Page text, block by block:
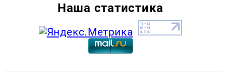
Наша статистика